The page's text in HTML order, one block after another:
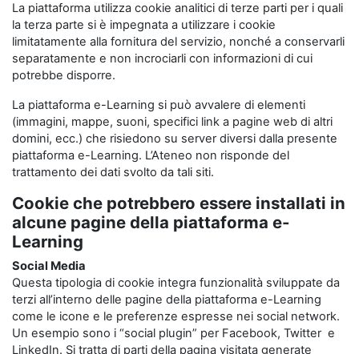
La piattaforma utilizza cookie analitici di terze parti per i quali
la terza parte si è impegnata a utilizzare i cookie
limitatamente alla fornitura del servizio, nonché a conservarli
separatamente e non incrociarli con informazioni di cui
potrebbe disporre.
La piattaforma e-Learning si può avvalere di elementi
(immagini, mappe, suoni, specifici link a pagine web di altri
domini, ecc.) che risiedono su server diversi dalla presente
piattaforma e-Learning. L’Ateneo non risponde del
trattamento dei dati svolto da tali siti.
Cookie che potrebbero essere installati in
alcune pagine della piattaforma e-
Learning
Social Media
Questa tipologia di cookie integra funzionalità sviluppate da
terzi all’interno delle pagine della piattaforma e-Learning
come le icone e le preferenze espresse nei social network.
Un esempio sono i “social plugin” per Facebook, Twitter e
LinkedIn. Si tratta di parti della pagina visitata generate